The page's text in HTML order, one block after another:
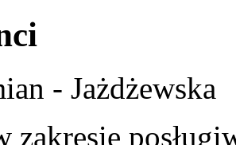
- Jażdżewska
zakresie